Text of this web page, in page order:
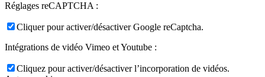
Réglages reCAPTCHA :
Cliquer pour activer/désactiver Google reCaptcha.
Intégrations de vidéo Vimeo et Youtube :
Cliquez pour activer/désactiver l’incorporation de vidéos.